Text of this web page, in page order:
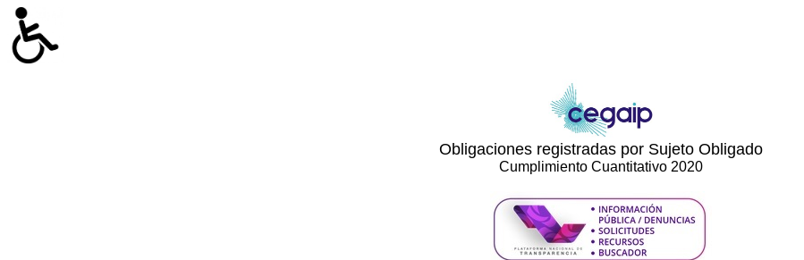
Obligaciones registradas por Sujeto Obligado
Cumplimiento Cuantitativo 2020